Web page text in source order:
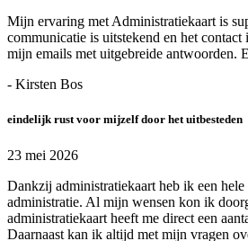
Mijn ervaring met Administratiekaart is
communicatie is uitstekend en het
mijn emails met uitgebreide antwoorden.
- Kirsten Bos
eindelijk rust voor mijzelf door het uitbesteden
23 mei 2026
Dankzij administratiekaart heb ik een
administratie. Al mijn wensen kon ik
administratiekaart heeft me direct een
Daarnaast kan ik altijd met mijn vragen